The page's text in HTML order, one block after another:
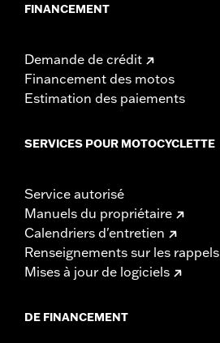
FINANCEMENT
Demande de crédit
Financement des motos
Estimation des paiements
SERVICES POUR MOTOCYCLETTE
Service autorisé
Manuels du propriétaire
Calendriers d'entretien
Renseignements sur les rappels
Mises à jour de logiciels
DE FINANCEMENT